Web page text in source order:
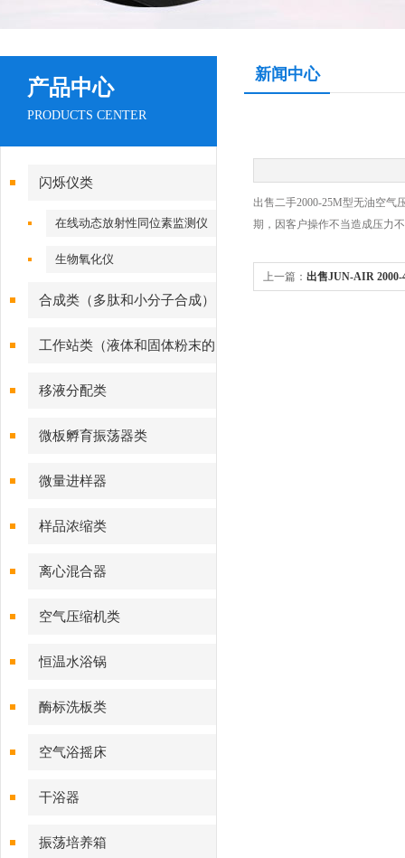
产品中心
PRODUCTS CENTER
闪烁仪类
在线动态放射性同位素监测仪
生物氧化仪
合成类（多肽和小分子合成）
工作站类（液体和固体粉末的
样品处理）
移液分配类
微板孵育振荡器类
微量进样器
样品浓缩类
离心混合器
空气压缩机类
恒温水浴锅
酶标洗板类
空气浴摇床
干浴器
振荡培养箱
新闻中心
出售二手2000-25M型无油空气
期，因客户操作不当造成压力
上一篇： 出售JUN-AIR 2000-